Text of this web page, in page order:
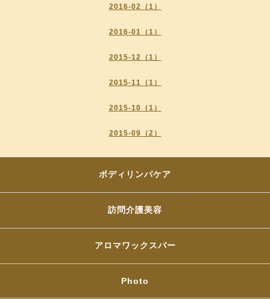
2016-02（1）
2016-01（1）
2015-12（1）
2015-11（1）
2015-10（1）
2015-09（2）
ボディリンパケア
訪問介護美容
アロマワックスバー
Photo